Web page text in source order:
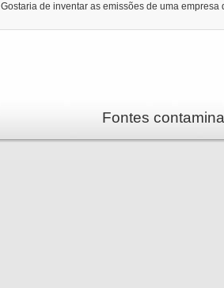
Gostaria de inventar as emissões de uma empresa
Fontes